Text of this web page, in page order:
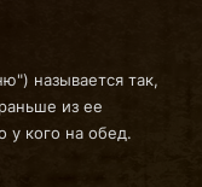
называется так,
из ее
у кого на обед.